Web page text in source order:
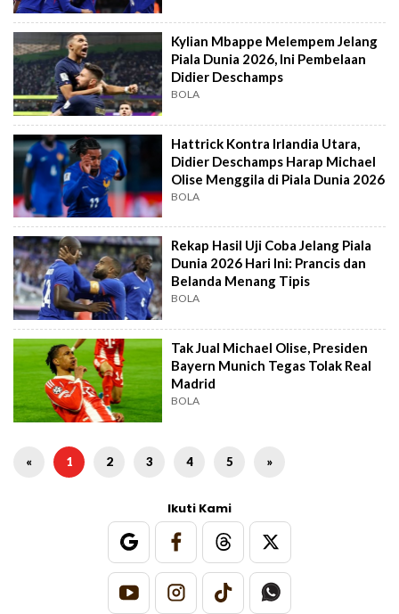
Kylian Mbappe Melempem Jelang
Piala Dunia 2026, Ini Pembelaan
Didier Deschamps
BOLA
Hattrick Kontra Irlandia Utara,
Didier Deschamps Harap Michael
Olise Menggila di Piala Dunia 2026
BOLA
Rekap Hasil Uji Coba Jelang Piala
Dunia 2026 Hari Ini: Prancis dan
Belanda Menang Tipis
BOLA
Tak Jual Michael Olise, Presiden
Bayern Munich Tegas Tolak Real
Madrid
BOLA
« 1 2 3 4 5 »
Ikuti Kami